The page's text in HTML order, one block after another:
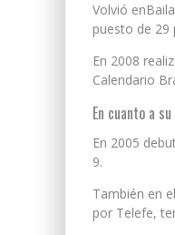
Volvió
puesto de 29
En 2008
Calendario
En cuanto a
En 2005
9.
También en
por Telefe,